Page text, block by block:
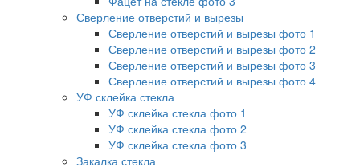
Сверление отверстий и вырезы
Сверление отверстий и вырезы фото 1
Сверление отверстий и вырезы фото 2
Сверление отверстий и вырезы фото 3
Сверление отверстий и вырезы фото 4
УФ склейка стекла
УФ склейка стекла фото 1
УФ склейка стекла фото 2
УФ склейка стекла фото 3
Закалка стекла